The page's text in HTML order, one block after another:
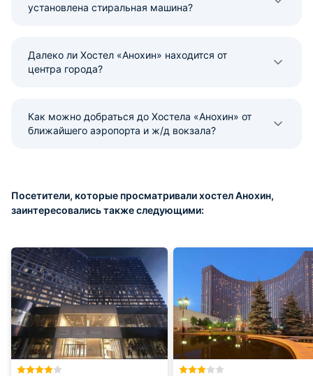
установлена стиральная машина?
Далеко ли Хостел «Анохин» находится от
центра города?
Как можно добраться до Хостела «Анохин» от
ближайшего аэропорта и ж/д вокзала?
Посетители, которые просматривали хостел Анохин,
заинтересовались также следующими: